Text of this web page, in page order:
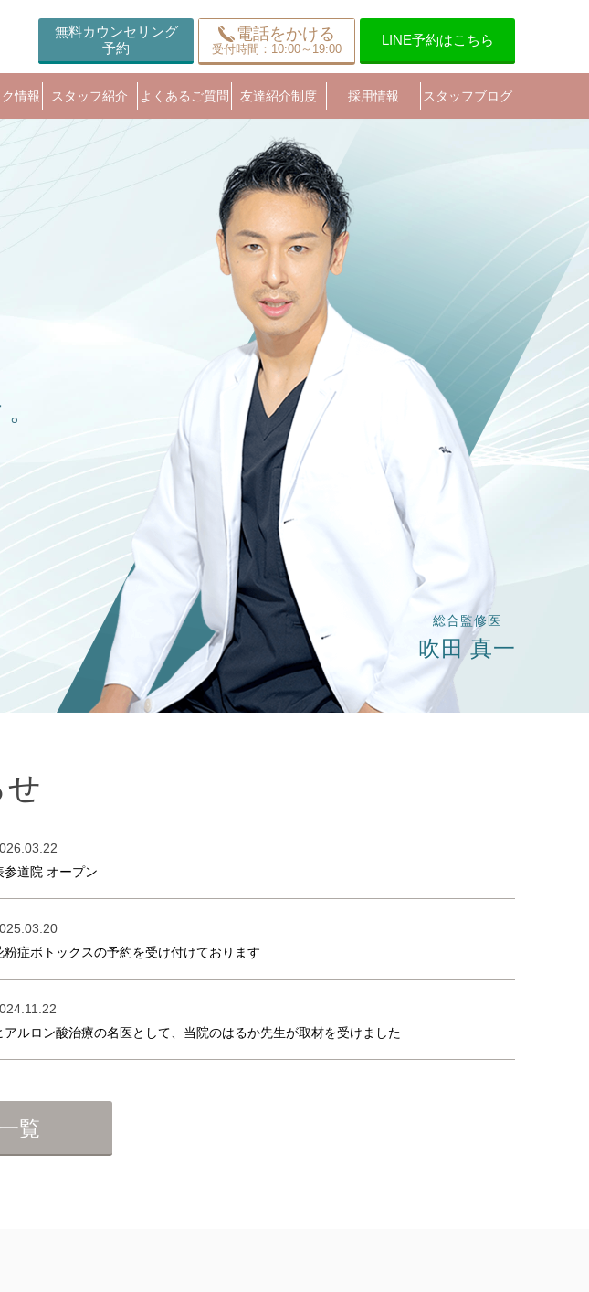
無料カウンセリング
予約
電話をかける
受付時間：10:00～19:00
LINE予約はこちら
情報 スタッフ紹介 よくあるご質問 友達紹介制度 採用情報 スタッフブログ
総合監修医
吹田 真一
せ
参道院 オープン
粉症ボトックスの予約を受け付けております
アルロン酸治療の名医として、当院のはるか先生が取材を受けました
覧